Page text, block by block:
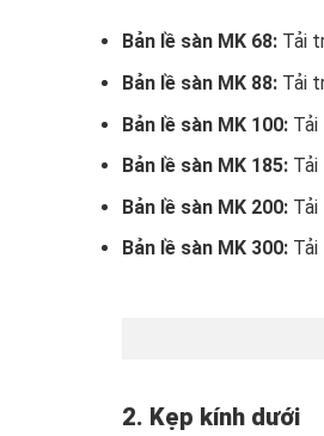
Bản lề sàn MK 68: Tải
Bản lề sàn MK 88: Tải
Bản lề sàn MK 100:
Bản lề sàn MK 185:
Bản lề sàn MK 200:
Bản lề sàn MK 300:
2. Kẹp kính dưới